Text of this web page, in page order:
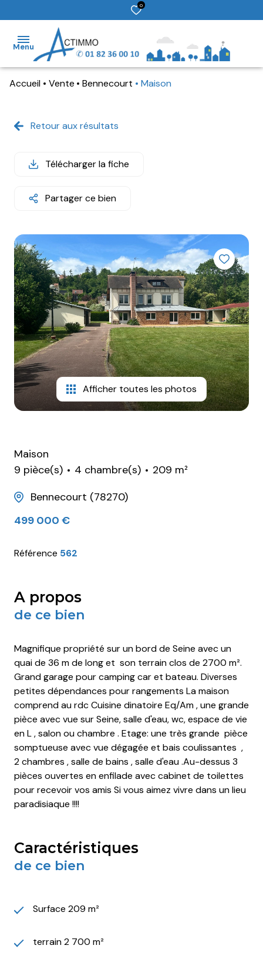
0
Menu
ventes
gestion
estimation
Accueil Vente Bennecourt Maison
Retour aux résultats
Télécharger la fiche
Partager ce bien
Afficher toutes les photos
Maison
9 pièce(s)
4 chambre(s)
209 m²
Bennecourt (78270)
499 000 €
Référence 562
a propos
de ce bien
Magnifique propriété sur un bord de Seine avec un
quai de 36 m de long et son terrain clos de 2700 m².
Grand garage pour camping car et bateau. Diverses
petites dépendances pour rangements La maison
comprend au rdc Cuisine dinatoire Eq/Am , une grande
pièce avec vue sur Seine, salle d'eau, wc, espace de vie
en L , salon ou chambre . Etage: une très grande pièce
somptueuse avec vue dégagée et bais coulissantes ,
2 chambres , salle de bains , salle d'eau .Au-dessus 3
pièces ouvertes en enfilade avec cabinet de toilettes
pour recevoir vos amis Si vous aimez vivre dans un lieu
paradisiaque !!!!
caractéristiques
de ce bien
Surface 209 m²
terrain 2 700 m²